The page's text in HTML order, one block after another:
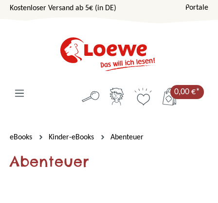
Zum Hauptinhalt springen
Kostenloser Versand ab 5€ (in DE) Portale
0,00 €*
eBooks Kinder-eBooks Abenteuer
Abenteuer